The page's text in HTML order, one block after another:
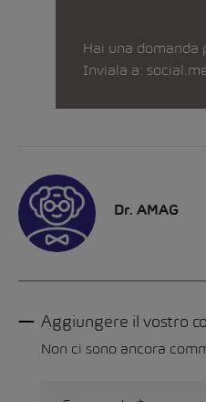
Hai una domanda
Inviala a:
Dr. AMAG
Aggiungere il vostro
Non ci sono ancora